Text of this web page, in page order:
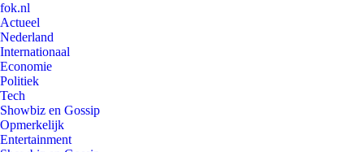
fok.nl
Actueel
Nederland
Internationaal
Economie
Politiek
Tech
Showbiz en Gossip
Opmerkelijk
Entertainment